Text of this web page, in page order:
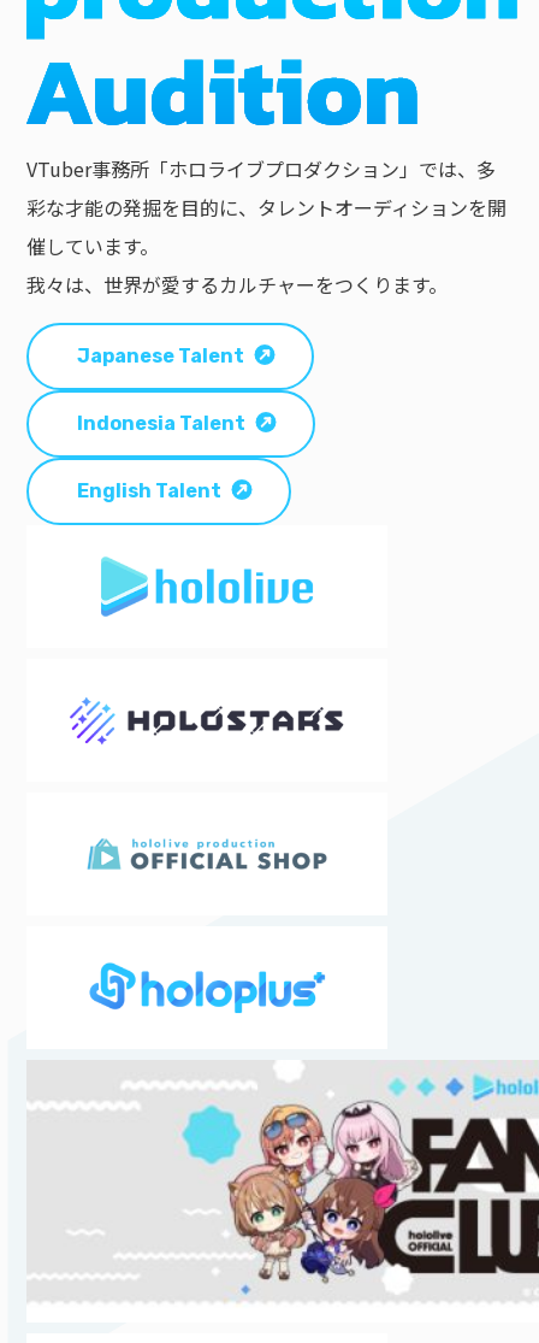
VTuber事務所「ホロライブプロダクション」では、多
彩な才能の発掘を目的に、タレントオーディションを開
催しています。
我々は、世界が愛するカルチャーをつくります。
Japanese Talent
Indonesia Talent
English Talent